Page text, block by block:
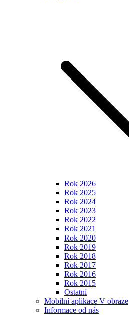
Rok 2026
Rok 2025
Rok 2024
Rok 2023
Rok 2022
Rok 2021
Rok 2020
Rok 2019
Rok 2018
Rok 2017
Rok 2016
Rok 2015
Ostatní
Mobilní aplikace V obraze
Informace od nás